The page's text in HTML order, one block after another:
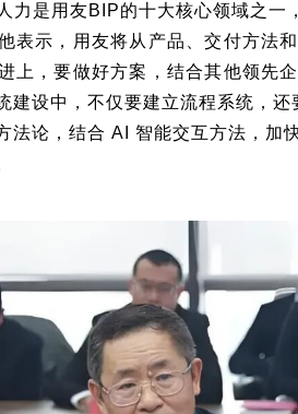
力是用友BIP的十大核心领域之一
表示，用友将从产品、交付方法
上，要做好方案，结合其他领先
建设中，不仅要建立流程系统，
法论，结合 AI 智能交互方法，加